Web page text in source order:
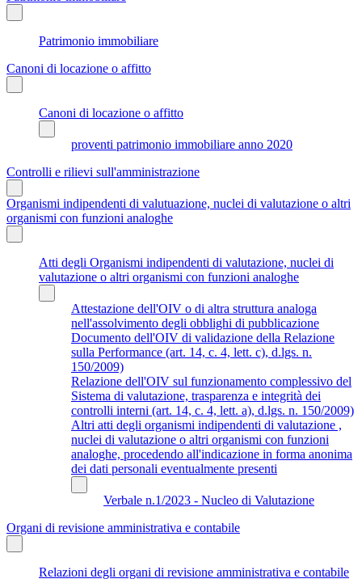
Patrimonio immobiliare
Canoni di locazione o affitto
Canoni di locazione o affitto
proventi patrimonio immobiliare anno 2020
Controlli e rilievi sull'amministrazione
Organismi indipendenti di valutuazione, nuclei di valutazione o altri
organismi con funzioni analoghe
Atti degli Organismi indipendenti di valutazione, nuclei di
valutazione o altri organismi con funzioni analoghe
Attestazione dell'OIV o di altra struttura analoga
nell'assolvimento degli obblighi di pubblicazione
Documento dell'OIV di validazione della Relazione
sulla Performance (art. 14, c. 4, lett. c), d.lgs. n.
150/2009)
Relazione dell'OIV sul funzionamento complessivo del
Sistema di valutazione, trasparenza e integrità dei
controlli interni (art. 14, c. 4, lett. a), d.lgs. n. 150/2009)
Altri atti degli organismi indipendenti di valutazione ,
nuclei di valutazione o altri organismi con funzioni
analoghe, procedendo all'indicazione in forma anonima
dei dati personali eventualmente presenti
Verbale n.1/2023 - Nucleo di Valutazione
Organi di revisione amministrativa e contabile
Relazioni degli organi di revisione amministrativa e contabile